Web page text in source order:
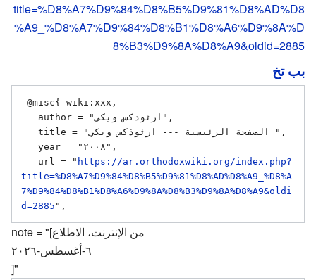
title=%D8%A7%D9%84%D8%B5%D9%81%D8%AD%D8
%A9_%D8%A7%D9%84%D8%B1%D8%A6%D9%8A%D
8%B3%D9%8A%D8%A9&oldid=2885
بب تخ
   url = "
https://ar.orthodoxwiki.org/index.php?
title=%D8%A7%D9%84%D8%B5%D9%81%D8%AD%D8%A9_%D8%A
7%D9%84%D8%B1%D8%A6%D9%8A%D8%B3%D9%8A%D8%A9&oldi
d=2885
note = "[من الإنترنت، الاطلاع
٦-أغسطس-٢٠٢٦
]"